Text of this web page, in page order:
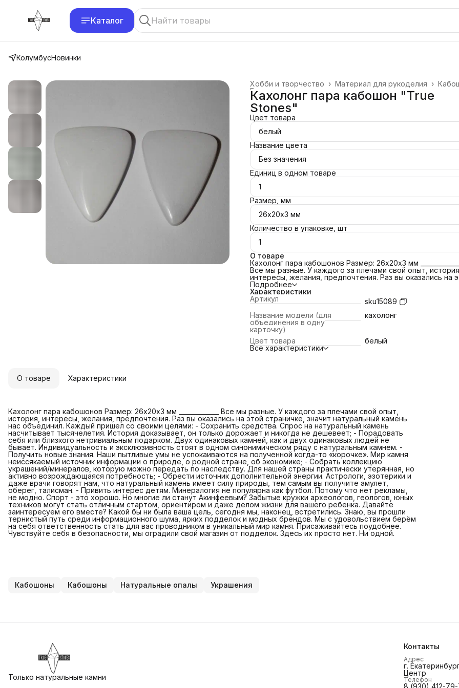
Каталог
КолумбусНовинки
Материал для рукоделия ›
Хобби и творчество ›
Главная
Кахолонг пара кабошон "True
Stones"
Цвет товара
белый
Название цвета
Без значения
Единиц в одном товаре
1
Размер, мм
26х20х3 мм
Количество в упаковке, шт
1
О товаре
Кахолонг пара кабошонов Размер: 26х20х3 мм _____________
Все мы разные. У каждого за плечами свой опыт, история,
интересы, желания, предпочтения. Раз вы оказались на
страничке, значит натуральный камень нас объединил.
Каждый пришел со своими целями: - Сохранить средства.
Спрос на натуральный камень насчитывает тысячелетия.
История доказывает, он только дорожает и никогда не
дешевеет; - Порадовать себя или близкого
подарком. Двух одинаковых камней, как и двух
людей не бывает. Индивидуальность и эксклюзивность
стоят в одном синонимическом ряду с натуральным
- Получить новые знания. Наши пытливые умы не
успокаиваются на полученной когда-то «корочке». Мир
интерес детям. Минералогия не популярна как футбол.
Потому что нет рекламы, не модно. Спорт - это хорошо.
многие ли станут Акинфеевым? Забытые кружки
геологов, юных техников могут стать отличным стартом,
ориентиром и даже делом жизни для вашего ребенка.
Давайте заинтересуем его вместе? Какой бы ни была
цель, сегодня мы, наконец, встретились. Знаю, вы прошли
тернистый путь среди информационного шума, ярких
подделок и модных брендов. Мы с удовольствием берём
себя ответственность стать для вас проводником в
уникальный мир камня. Присаживайтесь поудобнее.
Чувствуйте себя в безопасности, мы оградили свой
от подделок. Здесь их просто нет. Ни одной.
Подробнее
Характеристики
Артикул
sku15089
Название модели (для
объединения в одну
карточку)
кахолонг
Цвет товара
белый
Все характеристики
О товаре Характеристики
Кахолонг пара кабошонов Размер: 26х20х3 мм _____________ Все мы разные. У каждого за плечами свой опыт,
история, интересы, желания, предпочтения. Раз вы оказались на этой страничке, значит натуральный камень
нас объединил. Каждый пришел со своими целями: - Сохранить средства. Спрос на натуральный камень
насчитывает тысячелетия. История доказывает, он только дорожает и никогда не дешевеет; - Порадовать
себя или близкого нетривиальным подарком. Двух одинаковых камней, как и двух одинаковых людей не
бывает. Индивидуальность и эксклюзивность стоят в одном синонимическом ряду с натуральным камнем. -
Получить новые знания. Наши пытливые умы не успокаиваются на полученной когда-то «корочке». Мир камня
неиссякаемый источник информации о природе, о родной стране, об экономике; - Собрать коллекцию
украшений/минералов, которую можно передать по наследству. Для нашей страны практически утерянная, но
активно возрождающаяся потребность; - Обрести источник дополнительной энергии. Астрологи, эзотерики и
даже врачи говорят нам, что натуральный камень имеет силу природы, тем самым вы получите амулет,
оберег, талисман. - Привить интерес детям. Минералогия не популярна как футбол. Потому что нет рекламы,
не модно. Спорт - это хорошо. Но многие ли станут Акинфеевым? Забытые кружки археологов, геологов, юных
техников могут стать отличным стартом, ориентиром и даже делом жизни для вашего ребенка. Давайте
заинтересуем его вместе? Какой бы ни была ваша цель, сегодня мы, наконец, встретились. Знаю, вы прошли
тернистый путь среди информационного шума, ярких подделок и модных брендов. Мы с удовольствием берём
на себя ответственность стать для вас проводником в уникальный мир камня. Присаживайтесь поудобнее.
Чувствуйте себя в безопасности, мы оградили свой магазин от подделок. Здесь их просто нет. Ни одной.
Кабошоны Кабошоны Натуральные опалы Украшения
Только натуральные камни
Контакты
Адрес
г.
Центр
Телефон
8 (930) 412-79-